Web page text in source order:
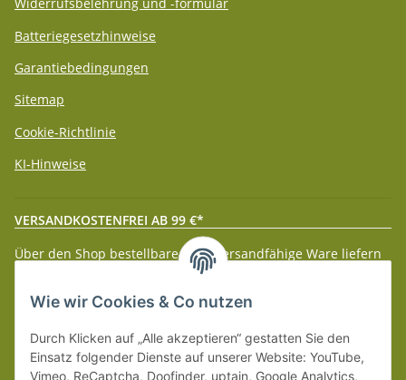
Batteriegesetzhinweise
Garantiebedingungen
Sitemap
Cookie-Richtlinie
KI-Hinweise
VERSANDKOSTENFREI AB 99 €*
Über den Shop bestellbare paketversandfähige Ware liefern
wir innerhalb Deutschland (Festland) ab 99 € * Warenwert
versandkostenfrei.
Weitere Versanddetails entnehmen Sie bitte unserenLiefer-
und Zahlungsbedingungen.
Wie wir Cookies & Co nutzen
Durch Klicken auf „Alle akzeptieren“ gestatten Sie den
Einsatz folgender Dienste auf unserer Website: YouTube,
Vimeo, ReCaptcha, Doofinder, uptain, Google Analytics,